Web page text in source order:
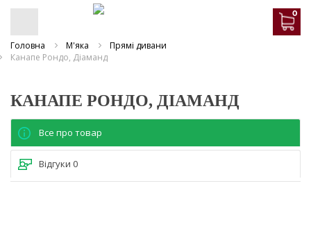
0
Головна М'яка
Прямі дивани
Канапе Рондо, Діаманд
КАНАПЕ РОНДО, ДІАМАНД
Все про товар
Відгуки 0